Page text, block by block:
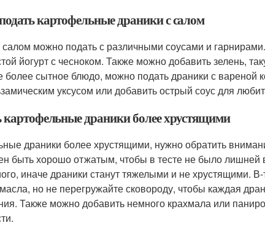
картофельные драники с салом
можно подать с различными соусами и
йогурт с чесноком. Также можно добавить зелень,
более сытное блюдо, можно подать драники с
уксусом или добавить острый соус для
картофельные драники более хрустящими
драники более хрустящими, нужно обратить
быть хорошо отжатым, чтобы в тесте не было лишней
иначе драники станут тяжелыми и не хрустящими. В-
но не перегружайте сковороду, чтобы каждая
Также можно добавить немного крахмала или